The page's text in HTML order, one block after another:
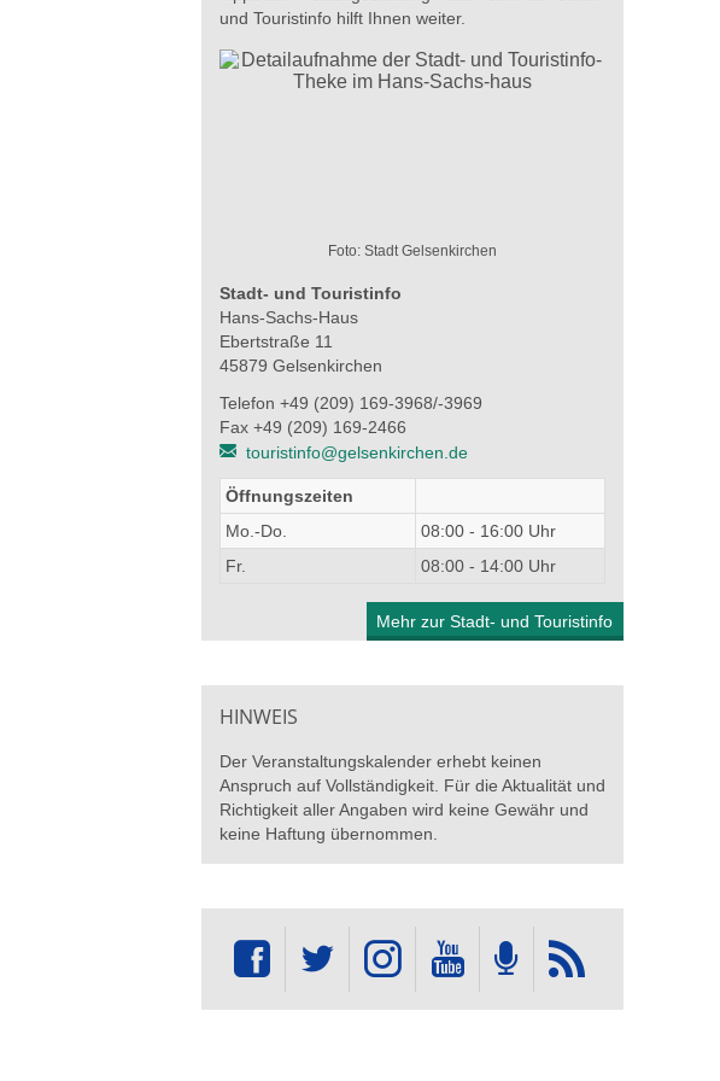
und Touristinfo hilft Ihnen weiter.
Foto: Stadt Gelsenkirchen
Stadt- und Touristinfo
Hans-Sachs-Haus
Ebertstraße 11
45879 Gelsenkirchen
Telefon +49 (209) 169-3968/-3969
Fax +49 (209) 169-2466
touristinfo@gelsenkirchen.de
Öffnungszeiten
Mo.-Do.
08:00 - 16:00 Uhr
Fr.
08:00 - 14:00 Uhr
Mehr zur Stadt- und Touristinfo
HINWEIS
Der Veranstaltungskalender erhebt keinen
Anspruch auf Vollständigkeit. Für die Aktualität und
Richtigkeit aller Angaben wird keine Gewähr und
keine Haftung übernommen.